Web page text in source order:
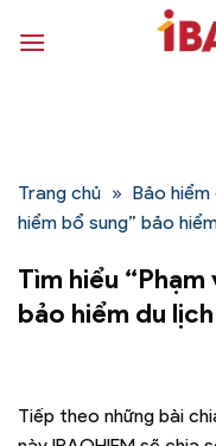
qua
Trang chủ » Bảo hiểm
hiểm bổ sung” bảo
Tìm hiểu
bảo hiểm du
Tiếp theo những bài